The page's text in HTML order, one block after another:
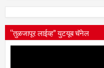
“तुळजापूर लाईव्ह” युटयूब चॅनेल